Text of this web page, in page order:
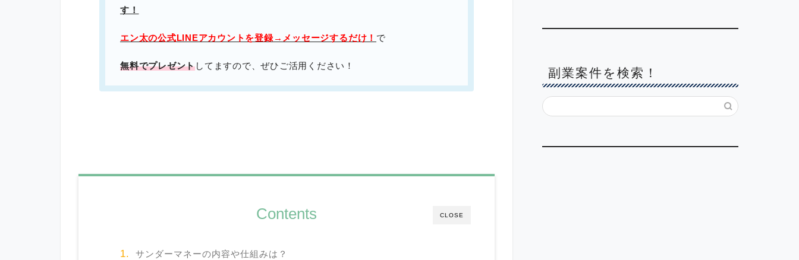
す！
エン太の公式LINEアカウントを登録→メッセージするだけ！ で
無料でプレゼントしてますので、ぜひご活用ください！
CLOSE
Contents
サンダーマネーの内容や仕組みは？
副業案件を検索！